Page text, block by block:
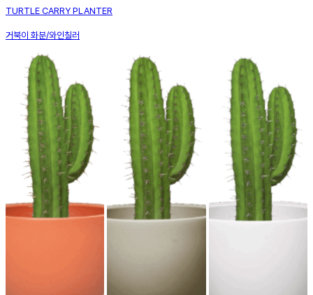
TURTLE CARRY PLANTER
거북이 화분/와인칠러